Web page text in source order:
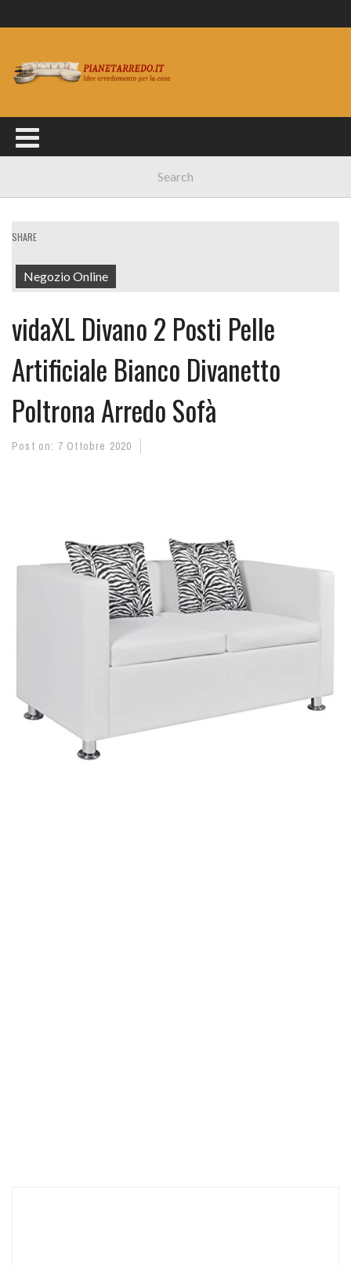
SHARE
Negozio Online
vidaXL Divano 2 Posti Pelle
Artificiale Bianco Divanetto
Poltrona Arredo Sofà
Post on: 7 Ottobre 2020